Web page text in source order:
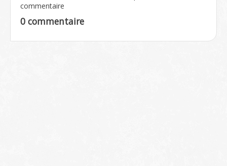
commentaire
0 commentaire